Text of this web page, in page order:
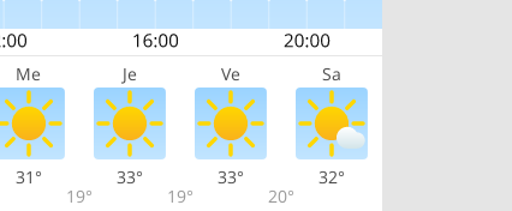
Me Je Ve Sa
31°
19°
33°
19°
33°
20°
32°